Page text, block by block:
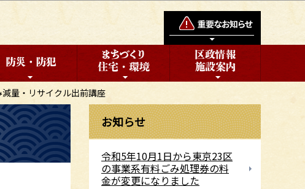
減量・リサイクル出前講座
お知らせ
令和5年10月1日から東京23区
の事業系有料ごみ処理券の料
金が変更になりました